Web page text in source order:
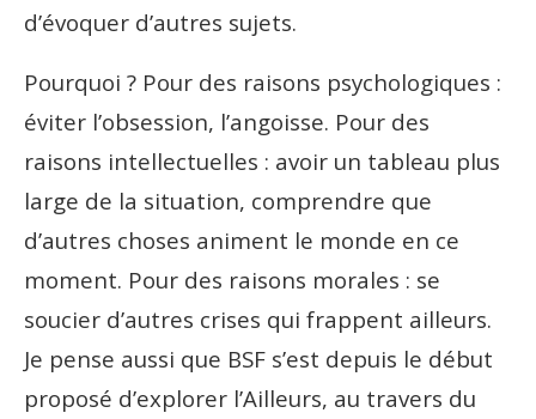
d’évoquer d’autres sujets.
Pourquoi ? Pour des raisons psychologiques :
éviter l’obsession, l’angoisse. Pour des
raisons intellectuelles : avoir un tableau plus
large de la situation, comprendre que
d’autres choses animent le monde en ce
moment. Pour des raisons morales : se
soucier d’autres crises qui frappent ailleurs.
Je pense aussi que BSF s’est depuis le début
proposé d’explorer l’Ailleurs, au travers du